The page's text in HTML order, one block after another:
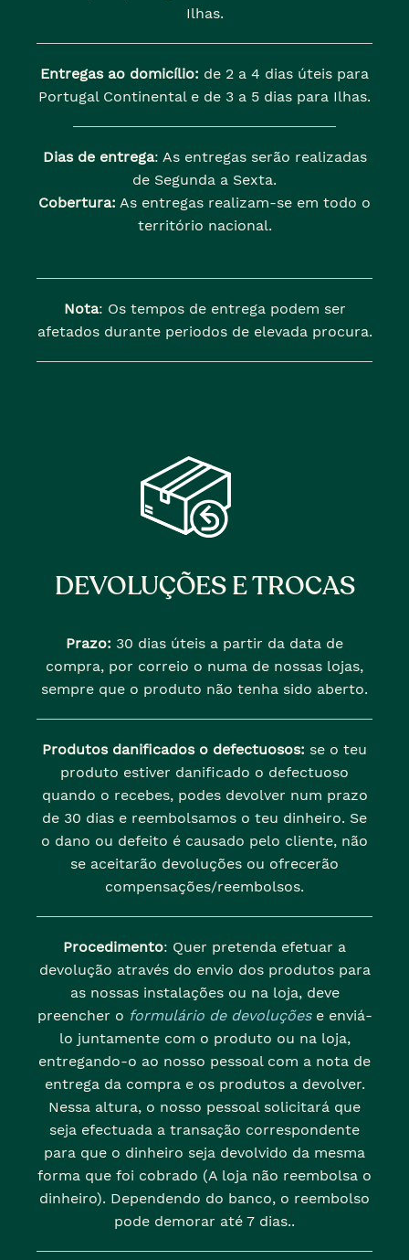
Ilhas.
Entregas ao domicílio: de 2 a 4 dias úteis para
Portugal Continental e de 3 a 5 dias para Ilhas.
Dias de entrega: As entregas serão realizadas
de Segunda a Sexta.
Cobertura: As entregas realizam-se em todo o
território nacional.
Nota: Os tempos de entrega podem ser
afetados durante periodos de elevada procura.
DEVOLUÇÕES E TROCAS
Prazo: 30 dias úteis a partir da data de
compra, por correio o numa de nossas lojas,
sempre que o produto não tenha sido aberto.
Produtos danificados o defectuosos: se o teu
produto estiver danificado o defectuoso
quando o recebes, podes devolver num prazo
de 30 dias e reembolsamos o teu dinheiro. Se
o dano ou defeito é causado pelo cliente, não
se aceitarão devoluções ou ofrecerão
compensações/reembolsos.
Procedimento: Quer pretenda efetuar a
devolução através do envio dos produtos para
as nossas instalações ou na loja, deve
preencher o formulário de devoluçõese enviá-
lo juntamente com o produto ou na loja,
entregando-o ao nosso pessoal com a nota de
entrega da compra e os produtos a devolver.
Nessa altura, o nosso pessoal solicitará que
seja efectuada a transação correspondente
para que o dinheiro seja devolvido da mesma
forma que foi cobrado (A loja não reembolsa o
dinheiro). Dependendo do banco, o reembolso
pode demorar até 7 dias..